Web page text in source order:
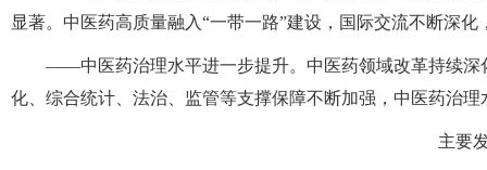
显著。中医药高质量融入“一带一路”建设，国际交流不断深化
——中医药治理水平进一步提升。中医药领域改革持续深
化、综合统计、法治、监管等支撑保障不断加强，中医药治理
主要